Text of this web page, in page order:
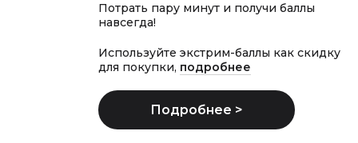
Потрать пару минут и получи баллы
навсегда!
Используйте экстрим-баллы как скидку
для покупки, подробнее